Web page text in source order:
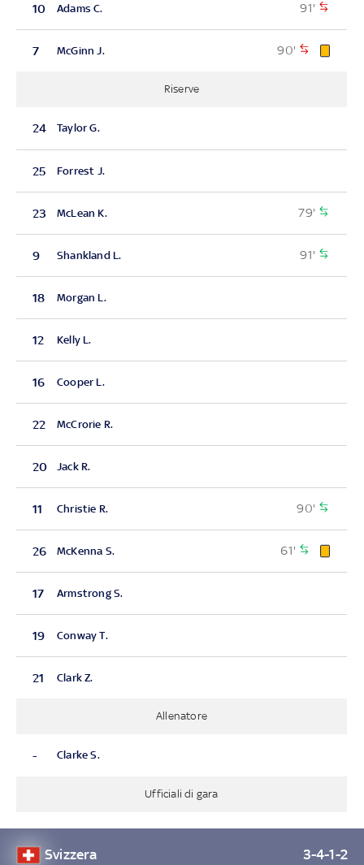
10 Adams C. 91'
7 McGinn J. 90'
Riserve
24 Taylor G.
25 Forrest J.
23 McLean K. 79'
9 Shankland L. 91'
18 Morgan L.
12 Kelly L.
16 Cooper L.
22 McCrorie R.
20 Jack R.
11 Christie R. 90'
26 McKenna S. 61'
17 Armstrong S.
19 Conway T.
21 Clark Z.
Allenatore
- Clarke S.
Ufficiali di gara
Svizzera 3-4-1-2